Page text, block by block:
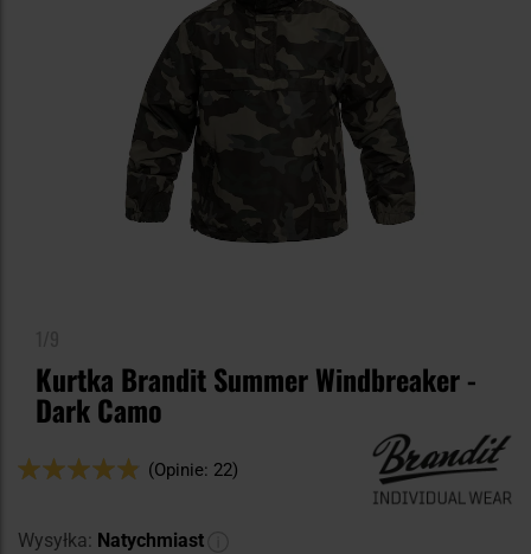
Kurtka Brandit Summer Windbreaker -
Dark Camo
Ocena:
(Opinie: 22)
Wysyłka: Natychmiast